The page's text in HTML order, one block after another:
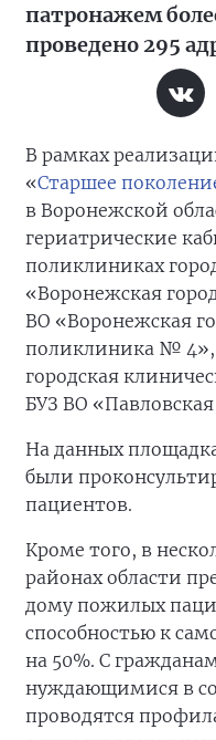
патронажем
проведено 295
В рамках
«Старшее
в Воронежской
гериатрические
поликлиниках
«Воронежская
ВО «Воронежская
поликлиника № 4»,
городская
БУЗ ВО
На данных
были
пациентов.
Кроме того, в
районах области
дому пожилых
способностью к
на 50%. С
нуждающимися в
проводятся